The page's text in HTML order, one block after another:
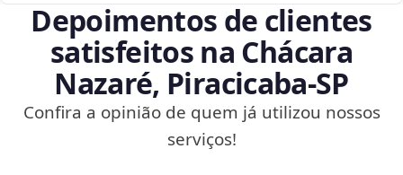
Depoimentos de clientes
satisfeitos na Chácara
Nazaré, Piracicaba‑SP
Confira a opinião de quem já utilizou nossos
serviços!